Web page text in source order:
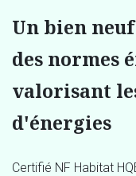
Un bien
des normes
valorisant
d'énergies
Certifié NF Habitat